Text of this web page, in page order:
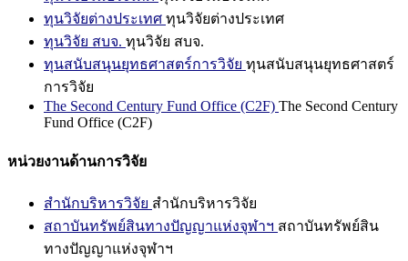
ทุนวิจัยต่างประเทศ ทุนวิจัยต่างประเทศ
ทุนวิจัย สบจ. ทุนวิจัย สบจ.
ทุนสนับสนุนยุทธศาสตร์การวิจัย ทุนสนับสนุนยุทธศาสตร์
การวิจัย
The Second Century Fund Office (C2F) The Second Century
Fund Office (C2F)
หน่วยงานด้านการวิจัย
สำนักบริหารวิจัย สำนักบริหารวิจัย
สถาบันทรัพย์สินทางปัญญาแห่งจุฬาฯ สถาบันทรัพย์สิน
ทางปัญญาแห่งจุฬาฯ